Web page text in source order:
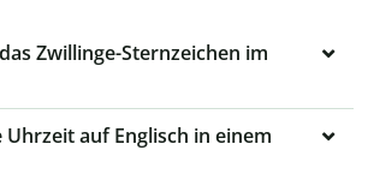
Zwillinge-Sternzeichen im
Uhrzeit auf Englisch in einem